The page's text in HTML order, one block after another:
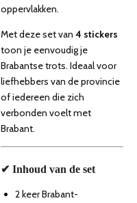
oppervlakken.
Met deze set van 4 stickers
toon je eenvoudig je
Brabantse trots. Ideaal voor
liefhebbers van de provincie
of iedereen die zich
verbonden voelt met
Brabant.
✔ Inhoud van de set
2 keer Brabant-